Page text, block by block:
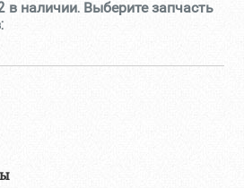
в наличии. Выберите запчасть